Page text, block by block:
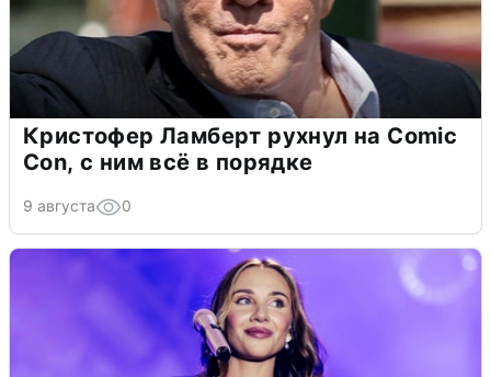
Кристофер Ламберт рухнул на Comic
Con, с ним всё в порядке
9 августа 0